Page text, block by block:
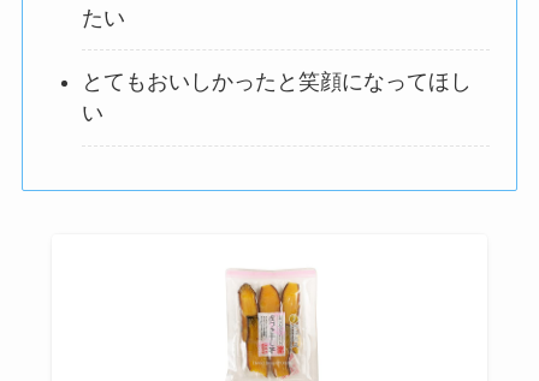
たい
とてもおいしかったと笑顔になってほし
い